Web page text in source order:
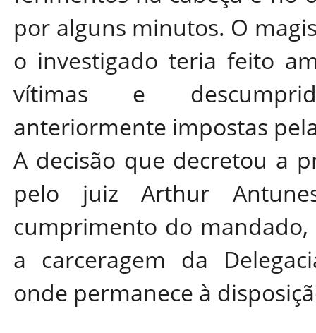
por alguns minutos. O
o investigado teria feito
vítimas e
anteriormente impostas
A decisão que decretou a
pelo juiz Arthur
cumprimento do mandado,
a carceragem da
onde permanece à